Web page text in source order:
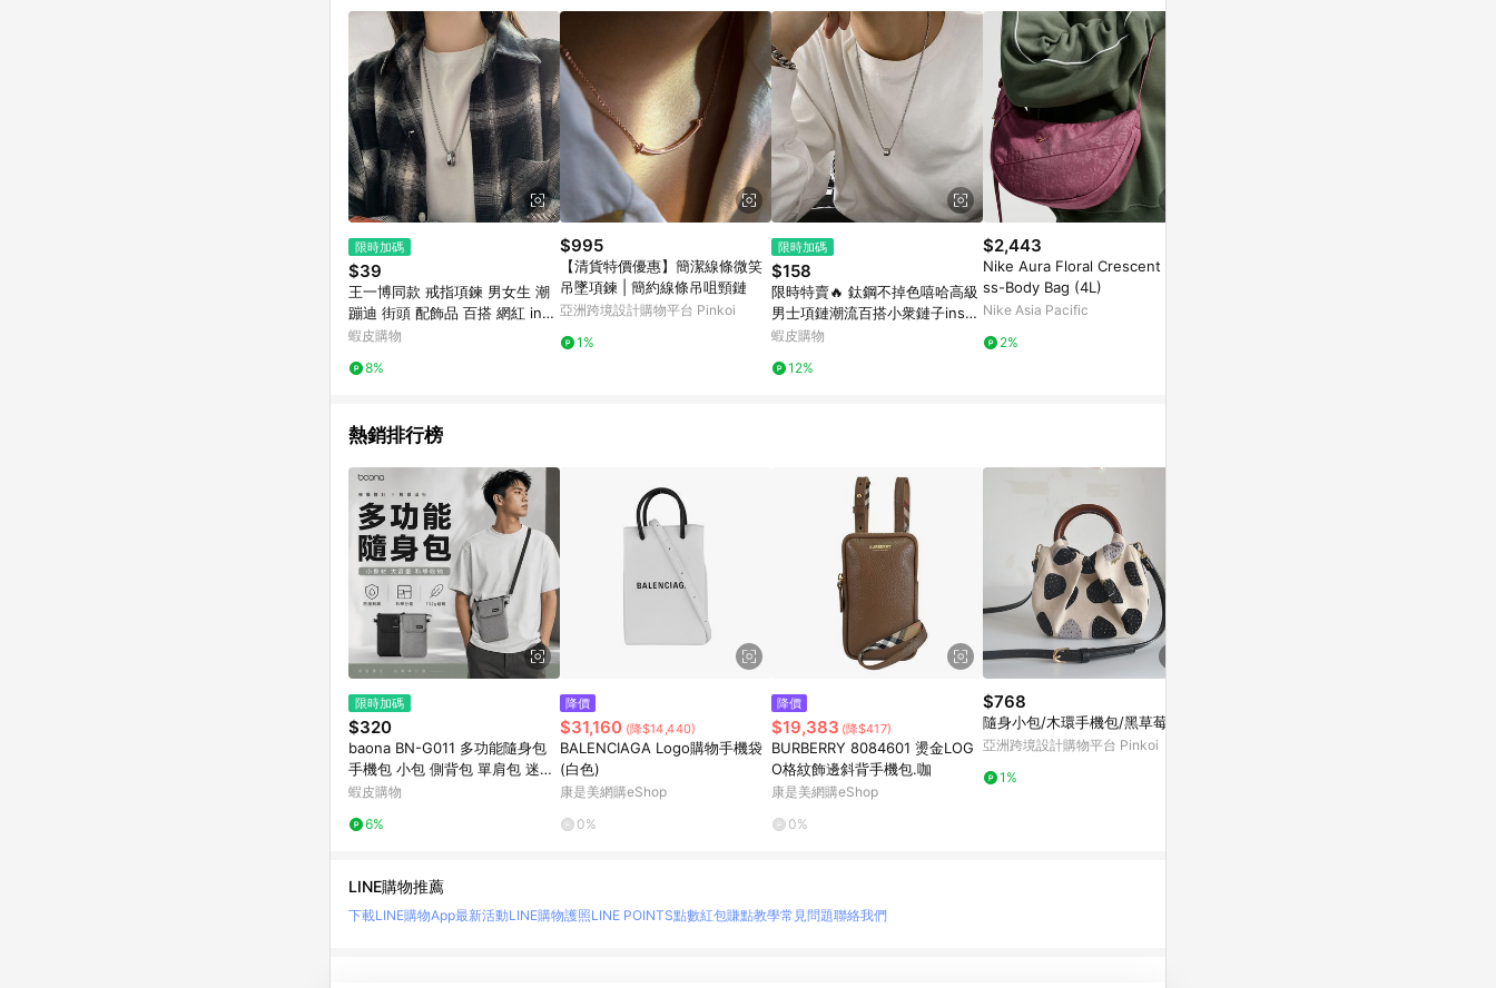
品資料更新會有時間差，如顯示之商品規格、顏色、價位、贈品與東森購物ETMall銷售網頁不符，以銷售網頁標示為
準。 9. 若有贈點爭議，請務必於訂單日期+180天以內至LINE購物客服洽詢；若超過180天(含)以上進行申訴，恕無法
贈點回饋。 10. 部分點數紅包僅限指定商品使用，或不適用於無回饋商品。各點數紅包之適用商品與使用條件請依點數
紅包頁面規則為準。
限時加碼
$39
王一博同款 戒指項鍊 男女生 潮
蹦迪 街頭 配飾品 百搭 網紅 ins
風 嘻哈項鍊 簡約 個性 復古 龍骨
蝦皮購物
8%
$995
【清貨特價優惠】簡潔線條微笑
吊墜項鍊 | 簡約線條吊咀頸鏈
亞洲跨境設計購物平台 Pinkoi
1%
限時加碼
$158
限時特賣🔥 鈦鋼不掉色嘻哈高級
男士項鏈潮流百搭小衆鏈子ins簡
約帥氣配飾品
蝦皮購物
12%
$2,443
Nike Aura Floral Crescent Cro
ss-Body Bag (4L)
Nike Asia Pacific
2%
熱銷排行榜
限時加碼
$320
baona BN-G011 多功能隨身包
手機包 小包 側背包 單肩包 迷你
手機包 斜背包 斜跨小包包 帆布
蝦皮購物
6%
降價
$31,160 (降$14,440)
BALENCIAGA Logo購物手機袋
(白色)
康是美網購eShop
0%
降價
$19,383 (降$417)
BURBERRY 8084601 燙金LOG
O格紋飾邊斜背手機包.咖
康是美網購eShop
0%
$768
隨身小包/木環手機包/黑草莓
亞洲跨境設計購物平台 Pinkoi
1%
LINE購物推薦
下載LINE購物App最新活動LINE購物護照LINE POINTS點數紅包賺點教學常見問題聯絡我們